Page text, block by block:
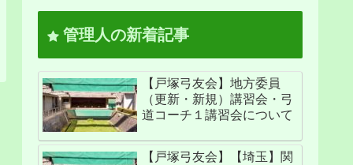
管理人の新着記事
【戸塚弓友会】地方委員
（更新・新規）講習会・弓
道コーチ１講習会について
【戸塚弓友会】【埼玉】関